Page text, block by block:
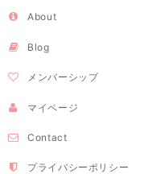
About
Blog
メンバーシップ
マイページ
Contact
プライバシーポリシー